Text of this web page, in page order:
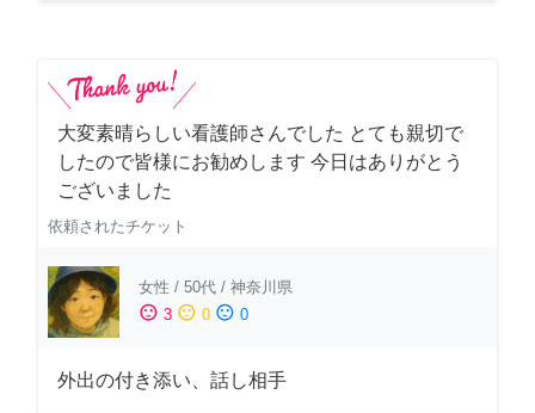
大変素晴らしい看護師さんでした とても親切で
したので皆様にお勧めします 今日はありがとう
ございました
依頼されたチケット
女性 / 50代 / 神奈川県
sentiment_satisfied 3 sentiment_neutral 0 sentiment_dissatisfied 0
外出の付き添い、話し相手